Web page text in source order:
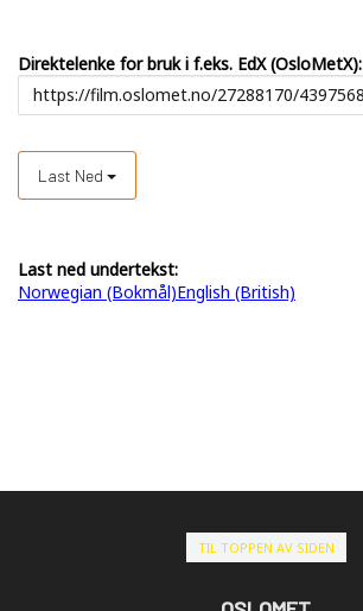
Direktelenke for bruk i f.eks. EdX (OsloMetX):
Last Ned
Last ned undertekst:
Norwegian (Bokmål)English (British)
TIL TOPPEN AV SIDEN